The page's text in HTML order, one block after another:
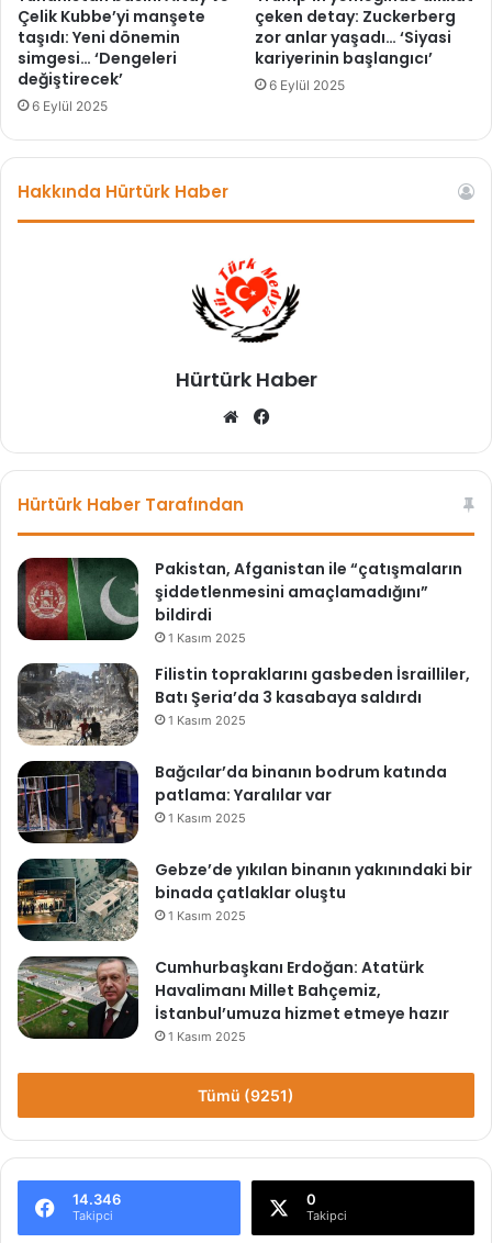
ü
b
u
l
u
Çelik Kubbe’yi manşete
taşıdı: Yeni dönemin
simgesi… ‘Dengeleri
değiştirecek’
6 Eylül 2025
çeken detay: Zuckerberg
zor anlar yaşadı… ‘Siyasi
kariyerinin başlangıcı’
6 Eylül 2025
Hakkında Hürtürk Haber
Hürtürk Haber
We
sit bo
Hürtürk Haber Tarafından
Pakistan, Afganistan ile “çatışmaların
şiddetlenmesini amaçlamadığını”
bildirdi
1 Kasım 2025
Filistin topraklarını gasbeden İsrailliler,
Batı Şeria’da 3 kasabaya saldırdı
1 Kasım 2025
Bağcılar’da binanın bodrum katında
patlama: Yaralılar var
1 Kasım 2025
Gebze’de yıkılan binanın yakınındaki bir
binada çatlaklar oluştu
1 Kasım 2025
Cumhurbaşkanı Erdoğan: Atatürk
Havalimanı Millet Bahçemiz,
İstanbul’umuza hizmet etmeye hazır
1 Kasım 2025
Tümü (9251)
14.346
Takipci
0
Takipci